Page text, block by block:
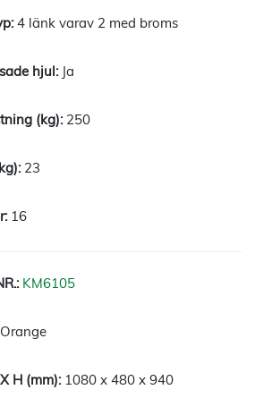
4 länk varav 2 med broms
Ja
250
23
16
KM6105
Orange
1080 x 480 x 940